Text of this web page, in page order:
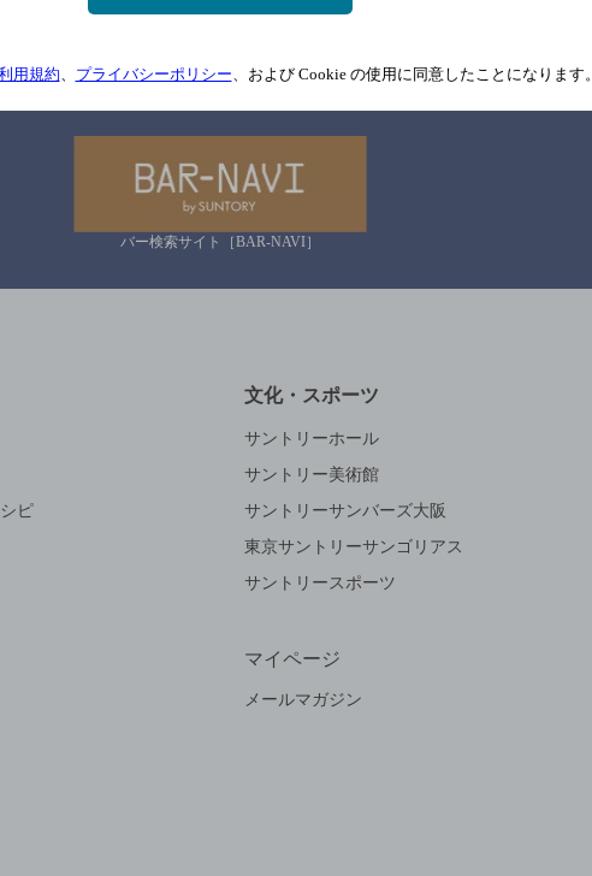
関連リンク
バー検索サイト［BAR-NAVI］
ピ
文化・スポーツ
サントリーホール
サントリー美術館
サントリーサンバーズ大阪
東京サントリーサンゴリアス
サントリースポーツ
マイページ
メールマガジン
用規約、 プライバシーポリシー、および Cookie の使用に同意したことになります。